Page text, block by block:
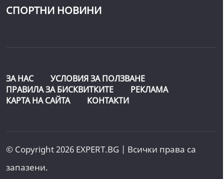
СПОРТНИ НОВИНИ
ЗА НАС
УСЛОВИЯ ЗА ПОЛЗВАНЕ
ПРАВИЛА ЗА БИСКВИТКИТЕ
РЕКЛАМА
КАРТА НА САЙТА
КОНТАКТИ
© Copyright 2026 EXPERT.BG | Всички права са
запазени.